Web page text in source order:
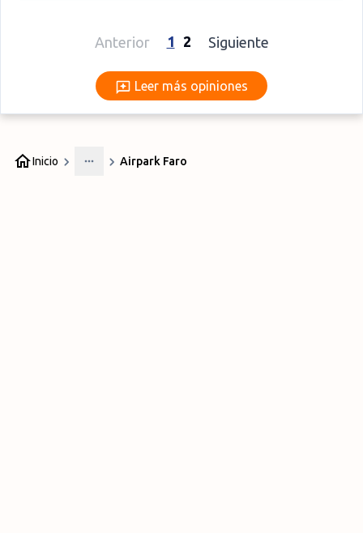
Anterior 1 2 Siguiente
Leer más opiniones
Leer más opiniones
Inicio
More
Airpark Faro